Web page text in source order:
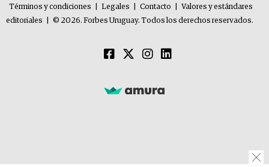
Términos y condiciones Legales Contacto
Valores y estándares
editoriales
© 2026. Forbes Uruguay. Todos los derechos reservados.